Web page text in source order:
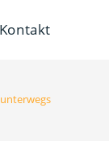
Kontakt